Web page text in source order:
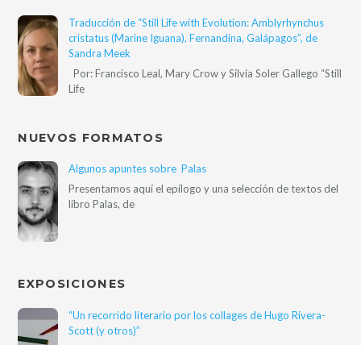
Traducción de “Still Life with Evolution: Amblyrhynchus
cristatus (Marine Iguana), Fernandina, Galápagos”, de
Sandra Meek
Por: Francisco Leal, Mary Crow y Silvia Soler Gallego “Still
Life
NUEVOS FORMATOS
Algunos apuntes sobre Palas
Presentamos aquí el epílogo y una selección de textos del
libro Palas, de
EXPOSICIONES
“Un recorrido literario por los collages de Hugo Rivera-
Scott (y otros)”